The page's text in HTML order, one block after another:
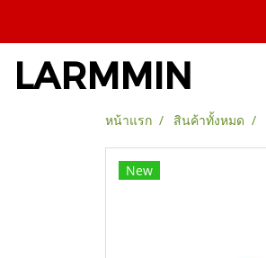
LARMMIN
หน้าแรก สินค้าทั้งหมด
New